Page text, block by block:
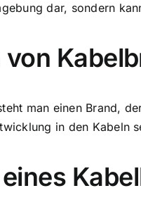
dar, sondern
man einen Brand,
in den Kabeln